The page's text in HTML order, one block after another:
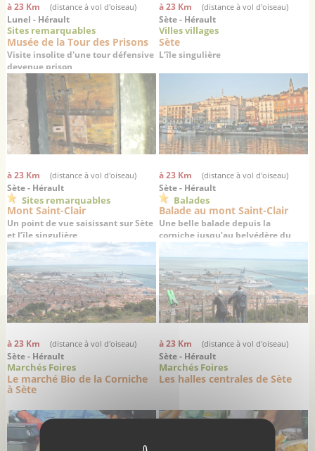
à 23 Km (distance à vol d'oiseau)
Lunel - Hérault
Sites remarquables
Musée de la Tour des Prisons
Visite insolite d'une tour défensive
devenue prison
à 23 Km (distance à vol d'oiseau)
Sète - Hérault
Villes villages
Sète
L’île singulière
à 23 Km (distance à vol d'oiseau)
Sète - Hérault
Sites remarquables
Mont Saint-Clair
Un point de vue saisissant sur Sète
et l’île singulière
à 23 Km (distance à vol d'oiseau)
Sète - Hérault
Balades
Balade au mont Saint-Clair
Une belle balade depuis la
corniche jusqu’au belvédère du
à 23 Km (distance à vol d'oiseau)
Sète - Hérault
Marchés Foires
Le marché Bio de la Corniche
à Sète
à 23 Km (distance à vol d'oiseau)
Sète - Hérault
Marchés Foires
Les halles centrales de Sète